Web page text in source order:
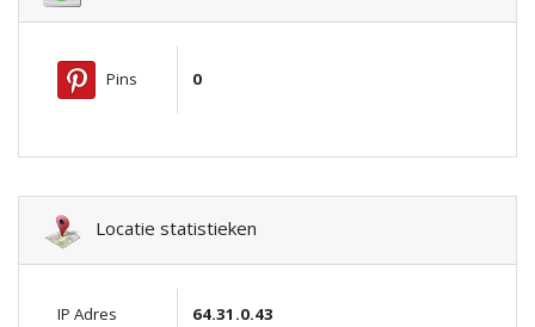
Pins 0
Locatie statistieken
IP Adres 64.31.0.43